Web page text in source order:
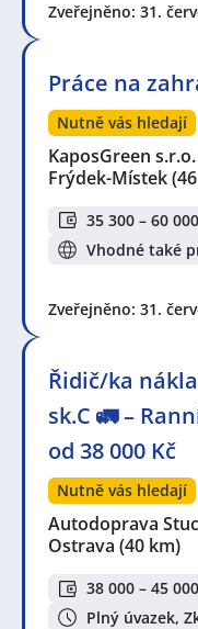
Zveřejněno: 31.
Práce na
Nutně vás hledají
KaposGreen s.r.o.
Frýdek-Místek
35 300 – 60
Vhodné také
Zveřejněno: 31.
Řidič/ka
sk.C 🚛 –
od 38 000 Kč
Nutně vás hledají
Autodoprava
Ostrava (40 km)
38 000 – 45
Plný úvazek,